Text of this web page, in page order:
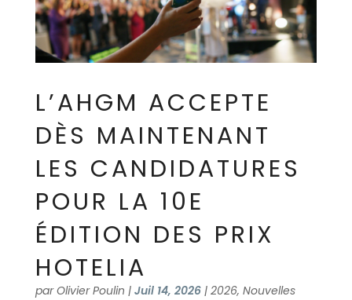
L’AHGM ACCEPTE
DÈS MAINTENANT
LES CANDIDATURES
POUR LA 10E
ÉDITION DES PRIX
HOTELIA
parOlivier Poulin | Juil 14, 2026| 2026, Nouvelles